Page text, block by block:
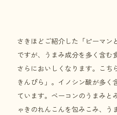
さきほどご紹介した「ピーマン
ですが、うまみ成分を多く含む
さらにおいしくなります。こち
きんぴら」。イノシン酸が多く
ています。ベーコンのうまみと
ゃきのれんこんを包みこみ、う